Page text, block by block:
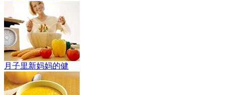
月子里新妈妈的健